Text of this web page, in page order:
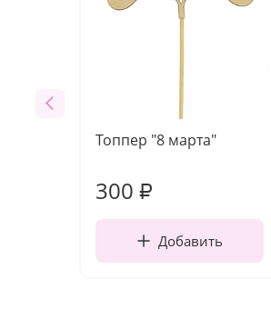
Топпер "8 марта"
300 ₽
Добавить